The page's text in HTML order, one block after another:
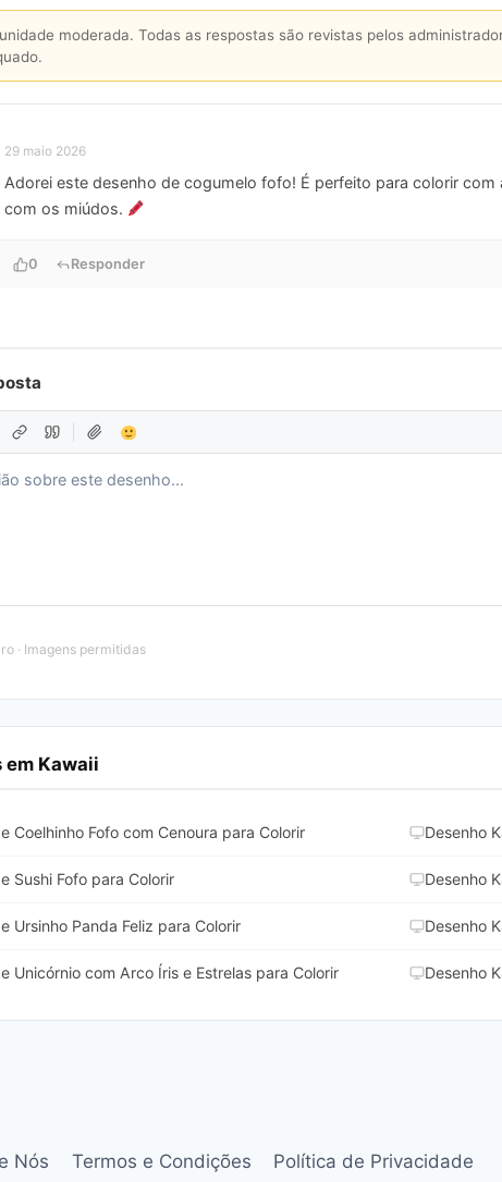
moderada. Todas as respostas são revistas pelos
29 maio 2026
Adorei este desenho de cogumelo fofo! É perfeito para colorir
com os miúdos.
0 Responder
· Imagens permitidas
em Kawaii
Coelhinho Fofo com Cenoura para Colorir Desenho
Sushi Fofo para Colorir Desenho
Ursinho Panda Feliz para Colorir Desenho
Unicórnio com Arco Íris e Estrelas para Colorir Desenho
Nós Termos e Condições Política de Privacidade